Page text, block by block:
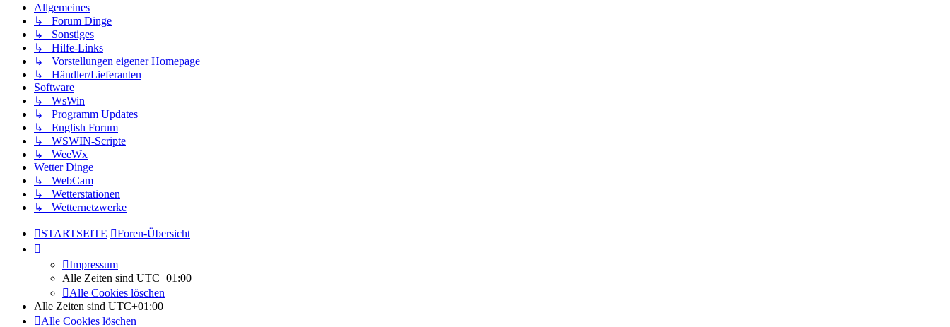
Allgemeines
↳ Forum Dinge
↳ Sonstiges
↳ Hilfe-Links
↳ Vorstellungen eigener Homepage
↳ Händler/Lieferanten
Software
↳ WsWin
↳ Programm Updates
↳ English Forum
↳ WSWIN-Scripte
↳ WeeWx
Wetter Dinge
↳ WebCam
↳ Wetterstationen
↳ Wetternetzwerke
STARTSEITE Foren-Übersicht
Impressum
Alle Zeiten sind UTC+01:00
Alle Cookies löschen
Alle Zeiten sind UTC+01:00
Alle Cookies löschen